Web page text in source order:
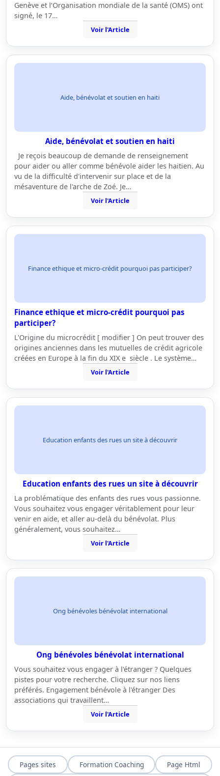
Genève et l’Organisation mondiale de la santé (OMS) ont
signé, le 17…
Voir l'Article
Aide, bénévolat et soutien en haiti
Aide, bénévolat et soutien en haiti
Je reçois beaucoup de demande de renseignement
pour aider ou aller comme bénévole aider les haitien. Au
vu de la difficulté d'intervenir sur place et de la
mésaventure de l'arche de Zoé. Je…
Voir l'Article
Finance ethique et micro-crédit pourquoi pas participer?
Finance ethique et micro-crédit pourquoi pas
participer?
L'Origine du microcrédit [ modifier ] On peut trouver des
origines anciennes dans les mutuelles de crédit agricole
créées en Europe à la fin du XIX e siècle . Le système…
Voir l'Article
Education enfants des rues un site à découvrir
Education enfants des rues un site à découvrir
La problématique des enfants des rues vous passionne.
Vous souhaitez vous engager véritablement pour leur
venir en aide, et aller au-delà du bénévolat. Plus
généralement, vous souhaitez…
Voir l'Article
Ong bénévoles bénévolat international
Ong bénévoles bénévolat international
Vous souhaitez vous engager à l'étranger ? Quelques
pistes pour votre recherche. Cliquez sur nos liens
préférés. Engagement bénévole à l'étranger Des
associations qui travaillent…
Voir l'Article
Pages sites Formation Coaching Page Html